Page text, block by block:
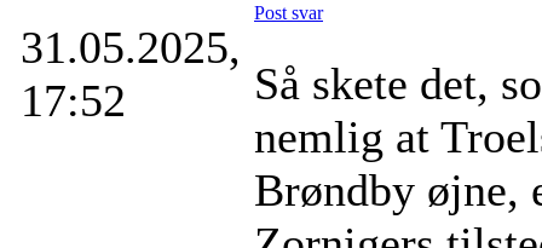
31.05.2025,
17:52
Post svar
Så skete det,
nemlig at
Brøndby øjne,